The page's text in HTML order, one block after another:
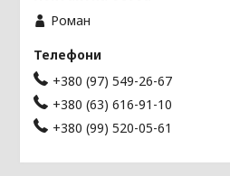
Роман
+380 (97) 549-26-67
+380 (63) 616-91-10
+380 (99) 520-05-61